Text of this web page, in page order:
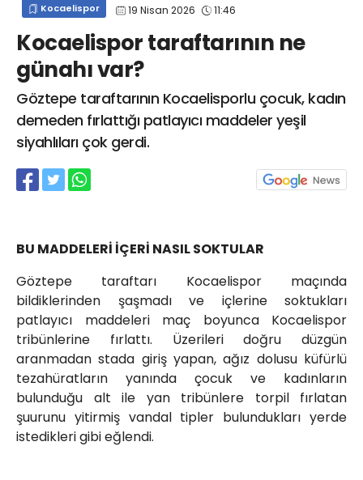
Kocaelispor 19 Nisan 2026 11:46
Kocaelispor taraftarının ne
günahı var?
Göztepe taraftarının Kocaelisporlu çocuk, kadın
demeden fırlattığı patlayıcı maddeler yeşil
siyahlıları çok gerdi.
BU MADDELERİ İÇERİ NASIL SOKTULAR
Göztepe taraftarı Kocaelispor maçında
bildiklerinden şaşmadı ve içlerine soktukları
patlayıcı maddeleri maç boyunca Kocaelispor
tribünlerine fırlattı. Üzerileri doğru düzgün
aranmadan stada giriş yapan, ağız dolusu küfürlü
tezahüratların yanında çocuk ve kadınların
bulunduğu alt ile yan tribünlere torpil fırlatan
şuurunu yitirmiş vandal tipler bulundukları yerde
istedikleri gibi eğlendi.
info@spor41.com